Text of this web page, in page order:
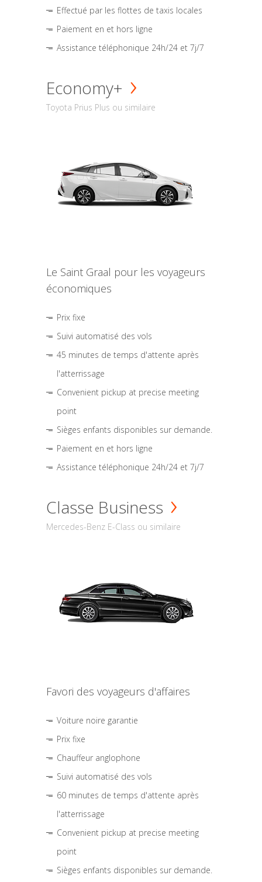
Effectué par les flottes de taxis locales
Paiement en et hors ligne
Assistance téléphonique 24h/24 et 7j/7
Economy+
Toyota Prius Plus ou similaire
Le Saint Graal pour les voyageurs
économiques
Prix fixe
Suivi automatisé des vols
45 minutes de temps d'attente après
l'atterrissage
Convenient pickup at precise meeting
point
Sièges enfants disponibles sur demande.
Paiement en et hors ligne
Assistance téléphonique 24h/24 et 7j/7
Classe Business
Mercedes-Benz E-Class ou similaire
Favori des voyageurs d'affaires
Voiture noire garantie
Prix fixe
Chauffeur anglophone
Suivi automatisé des vols
60 minutes de temps d'attente après
l'atterrissage
Convenient pickup at precise meeting
point
Sièges enfants disponibles sur demande.